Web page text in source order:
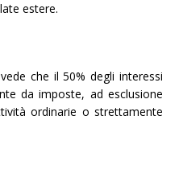
estere.
che il 50% degli interessi
da imposte, ad esclusione
ordinarie o strettamente